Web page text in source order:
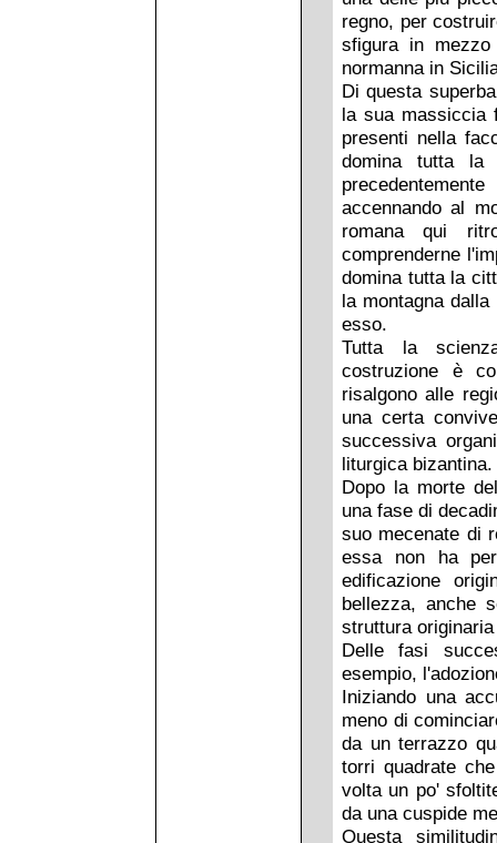
regno, per
sfigura in
normanna in
Di questa
la sua massiccia
presenti nella
domina tutta la
accennando al
romana qui
comprenderne
domina tutta la
la montagna
esso.
Tutta la
costruzione è
risalgono alle
una certa
successiva
liturgica bizantina.
Dopo la morte
una fase di
suo mecenate di
essa non ha
edificazione
bellezza, anche
struttura
Delle fasi
esempio,
Iniziando una
meno di
da un terrazzo
torri quadrate
volta un po'
da una cuspide
Questa